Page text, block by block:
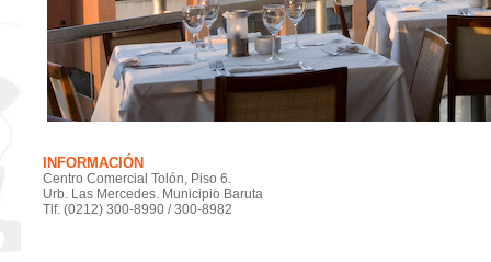
INFORMACIÓN
Centro Comercial Tolón, Piso 6.
Urb. Las Mercedes. Municipio Baruta
Tlf. (0212) 300-8990 / 300-8982